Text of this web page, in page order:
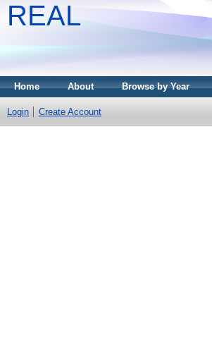
REAL
Home About Browse by Year
Login Create Account